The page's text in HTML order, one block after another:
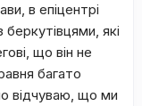
в епіцентрі
які
що він не
багато
відчуваю, що ми